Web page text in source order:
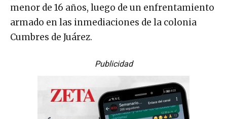
menor de 16 años, luego de un enfrentamiento
armado en las inmediaciones de la colonia
Cumbres de Juárez.
Publicidad